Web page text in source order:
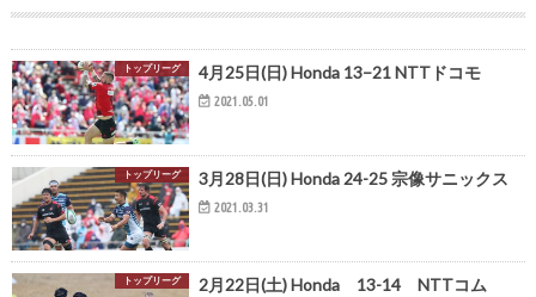
トップリーグ 4月25日(日) Honda 13−21 NTTドコモ
2021.05.01
トップリーグ 3月28日(日) Honda 24-25 宗像サニックス
2021.03.31
トップリーグ 2月22日(土) Honda 13-14 NTTコム